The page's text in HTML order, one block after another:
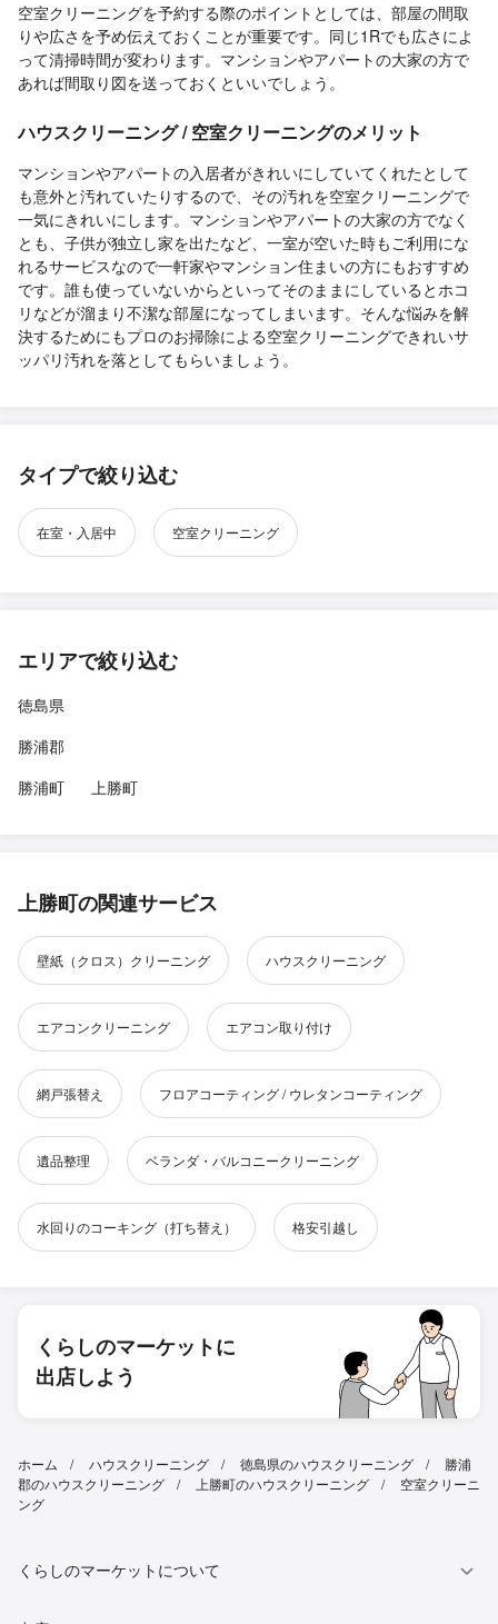
空室クリーニングを予約する際のポイントとしては、部屋の間取
りや広さを予め伝えておくことが重要です。同じ1Rでも広さによ
って清掃時間が変わります。マンションやアパートの大家の方で
あれば間取り図を送っておくといいでしょう。
ハウスクリーニング / 空室クリーニングのメリット
マンションやアパートの入居者がきれいにしていてくれたとして
も意外と汚れていたりするので、その汚れを空室クリーニングで
一気にきれいにします。マンションやアパートの大家の方でなく
とも、子供が独立し家を出たなど、一室が空いた時もご利用にな
れるサービスなので一軒家やマンション住まいの方にもおすすめ
です。誰も使っていないからといってそのままにしているとホコ
リなどが溜まり不潔な部屋になってしまいます。そんな悩みを解
決するためにもプロのお掃除による空室クリーニングできれいサ
ッパリ汚れを落としてもらいましょう。
タイプで絞り込む
在室・入居中 空室クリーニング
エリアで絞り込む
徳島県
勝浦郡
勝浦町
上勝町
上勝町の関連サービス
壁紙（クロス）クリーニング ハウスクリーニング
エアコンクリーニング エアコン取り付け
網戸張替え フロアコーティング / ウレタンコーティング
遺品整理 ベランダ・バルコニークリーニング
水回りのコーキング（打ち替え） 格安引越し
くらしのマーケットに
出店しよう
ホーム ハウスクリーニング 徳島県のハウスクリーニング
勝浦
郡のハウスクリーニング
上勝町のハウスクリーニング
空室クリーニ
ング
くらしのマーケットについて